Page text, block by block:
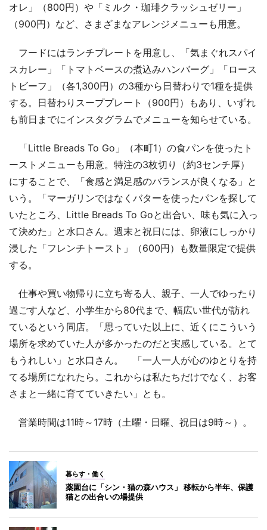
オレ」（800円）や「ミルク・珈琲クラッシュゼリー」
（900円）など、さまざまなアレンジメニューも用意。
フードにはランチプレートを用意し、「気まぐれスパイ
スカレー」「トマトベースの煮込みハンバーグ」「ロース
トビーフ」（各1,300円）の3種から日替わりで1種を提供
する。日替わりスーププレート（900円）もあり、いずれ
も前日までにインスタグラムでメニューを知らせている。
「Little Breads To Go」（本町1）の食パンを使ったト
ーストメニューも用意。特注の3枚切り（約3センチ厚）
にすることで、「食感と満足感のバランスが良くなる」と
いう。「マーガリンではなくバターを使ったパンを探して
いたところ、Little Breads To Goと出合い、味も気に入っ
て決めた」と水口さん。週末と祝日には、卵液にしっかり
浸した「フレンチトースト」（600円）も数量限定で提供
する。
仕事や買い物帰りに立ち寄る人、親子、一人でゆったり
過ごす人など、小学生から80代まで、幅広い世代が訪れ
ているという同店。「思っていた以上に、近くにこういう
場所を求めていた人が多かったのだと実感している。とて
もうれしい」と水口さん。 「一人一人が心のゆとりを持
てる場所になれたら。これからは私たちだけでなく、お客
さまと一緒に育てていきたい」とも。
営業時間は11時～17時（土曜・日曜、祝日は9時～）。
暮らす・働く
薬園台に「シン・猫の森ハウス」 移転から半年、保護
猫との出合いの場提供